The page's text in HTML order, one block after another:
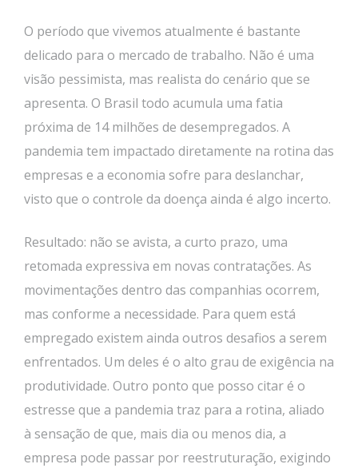
O período que vivemos atualmente é bastante
delicado para o mercado de trabalho. Não é uma
visão pessimista, mas realista do cenário que se
apresenta. O Brasil todo acumula uma fatia
próxima de 14 milhões de desempregados. A
pandemia tem impactado diretamente na rotina das
empresas e a economia sofre para deslanchar,
visto que o controle da doença ainda é algo incerto.
Resultado: não se avista, a curto prazo, uma
retomada expressiva em novas contratações. As
movimentações dentro das companhias ocorrem,
mas conforme a necessidade. Para quem está
empregado existem ainda outros desafios a serem
enfrentados. Um deles é o alto grau de exigência na
produtividade. Outro ponto que posso citar é o
estresse que a pandemia traz para a rotina, aliado
à sensação de que, mais dia ou menos dia, a
empresa pode passar por reestruturação, exigindo